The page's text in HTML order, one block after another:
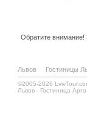
Обратите внимание!
Львов Гостиницы
©2005-2026
Львов - Гостиница